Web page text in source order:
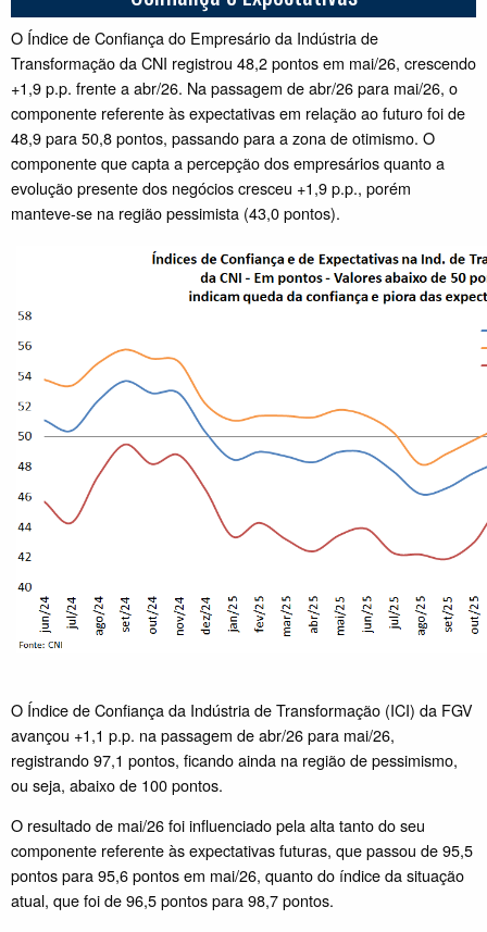
O Índice de Confiança do Empresário da Indústria de
Transformação da CNI registrou 48,2 pontos em mai/26, crescendo
+1,9 p.p. frente a abr/26. Na passagem de abr/26 para mai/26, o
componente referente às expectativas em relação ao futuro foi de
48,9 para 50,8 pontos, passando para a zona de otimismo. O
componente que capta a percepção dos empresários quanto a
evolução presente dos negócios cresceu +1,9 p.p., porém
manteve-se na região pessimista (43,0 pontos).
O Índice de Confiança da Indústria de Transformação (ICI) da FGV
avançou +1,1 p.p. na passagem de abr/26 para mai/26,
registrando 97,1 pontos, ficando ainda na região de pessimismo,
ou seja, abaixo de 100 pontos.
O resultado de mai/26 foi influenciado pela alta tanto do seu
componente referente às expectativas futuras, que passou de 95,5
pontos para 95,6 pontos em mai/26, quanto do índice da situação
atual, que foi de 96,5 pontos para 98,7 pontos.